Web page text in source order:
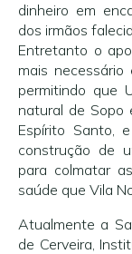
dinheiro em
dos irmãos
Entretanto o
mais
permitindo que
natural de Sopo
Espírito Santo,
construção de
para colmatar
saúde que Vila
Atualmente a
de Cerveira,